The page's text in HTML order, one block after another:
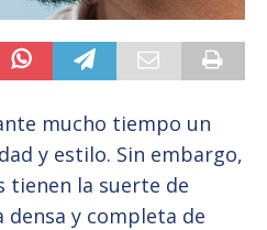
mucho tiempo un
y estilo. Sin embargo,
tienen la suerte de
y completa de